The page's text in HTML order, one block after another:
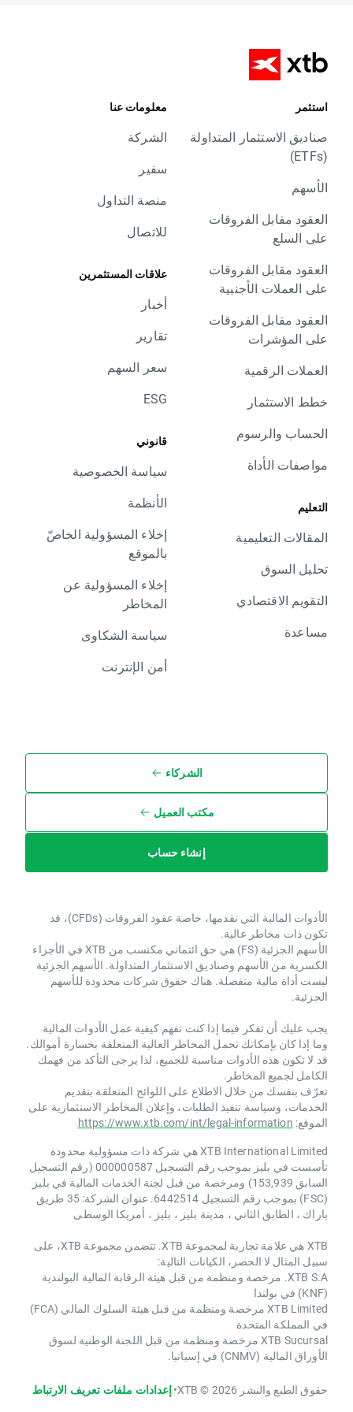
استثمر
صناديق الاستثمار المتداولة
(ETFs)
الأسهم
العقود مقابل الفروقات
على السلع
العقود مقابل الفروقات
على العملات الأجنبية
العقود مقابل الفروقات
على المؤشرات
العملات الرقمية
خطط الاستثمار
الحساب والرسوم
مواصفات الأداة
التعليم
المقالات التعليمية
تحليل السوق
التقويم الاقتصادي
مساعدة
معلومات عنا
الشركة
سفير
منصة التداول
للاتصال
علاقات المستثمرين
أخبار
تقارير
سعر السهم
ESG
قانوني
سياسة الخصوصية
الأنظمة
إخلاء المسؤولية الخاصّ
بالموقع
إخلاء المسؤولية عن
المخاطر
سياسة الشكاوى
أمن الإنترنت
الشركاء
مكتب العميل
إنشاء حساب
الأدوات المالية التي نقدمها، خاصة عقود الفروقات (CFDs)، قد
تكون ذات مخاطر عالية.
الأسهم الجزئية (FS) هي حق ائتماني مكتسب من XTB ​​في الأجزاء
الكسرية من الأسهم وصناديق الاستثمار المتداولة. الأسهم الجزئية
ليست أداة مالية منفصلة. هناك حقوق شركات محدودة للأسهم
الجزئية.
يجب عليك أن تفكر فيما إذا كنت تفهم كيفية عمل الأدوات المالية
وما إذا كان بإمكانك تحمل المخاطر العالية المتعلقة بخسارة أموالك.
قد لا تكون هذه الأدوات مناسبة للجميع، لذا يرجى التأكد من فهمك
الكامل لجميع المخاطر.
تعرّف بنفسك من خلال الاطلاع على اللوائح المتعلقة بتقديم
الخدمات، وسياسة تنفيذ الطلبات، وإعلان المخاطر الاستثمارية على
الموقع: https://www.xtb.com/int/legal-information
XTB International Limited هي شركة ذات مسؤولية محدودة
تأسست في بليز بموجب رقم التسجيل 000000587 (رقم التسجيل
السابق 153,939) ومرخصة من قبل لجنة الخدمات المالية في بليز
(FSC) بموجب رقم التسجيل 6442514. عنوان الشركة: 35 طريق
باراك ، الطابق الثاني ، مدينة بليز ، بليز ، أمريكا الوسطى
XTB هي علامة تجارية لمجموعة XTB. تتضمن مجموعة XTB، على
سبيل المثال لا الحصر، الكيانات التالية:
XTB S.A. مرخصة ومنظمة من قبل هيئة الرقابة المالية البولندية
(KNF) في بولندا
XTB Limited مرخصة ومنظمة من قبل هيئة السلوك المالي (FCA)
في المملكة المتحدة
XTB Sucursal مرخصة ومنظمة من قبل اللجنة الوطنية لسوق
الأوراق المالية (CNMV) في إسبانيا.
حقوق الطبع والنشر 2026 © XTB •إعدادات ملفات تعريف الارتباط